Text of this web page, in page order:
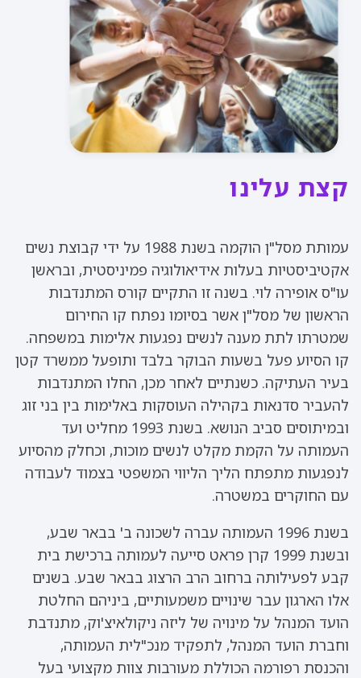
קצת עלינו
עמותת מסל"ן הוקמה בשנת 1988 על ידי קבוצת נשים
אקטיביסטיות בעלות אידיאולוגיה פמיניסטית, ובראשן
עו"ס אופירה לוי. בשנה זו התקיים קורס המתנדבות
הראשון של מסל"ן אשר בסיומו נפתח קו החירום
שמטרתו לתת מענה לנשים נפגעות אלימות במשפחה.
קו הסיוע פעל בשעות הבוקר בלבד ותופעל ממשרד קטן
בעיר העתיקה. כשנתיים לאחר מכן, החלו המתנדבות
להעביר סדנאות בקהילה העוסקות באלימות בין בני זוג
ובמיתוסים סביב הנושא. בשנת 1993 מחליט ועד
העמותה על הקמת מקלט לנשים מוכות, וכחלק מהסיוע
לנפגעות מתפתח הליך הליווי המשפטי בצמוד לעבודה
עם החוקרים במשטרה.
בשנת 1996 העמותה עברה לשכונה ב' בבאר שבע,
ובשנת 1999 קרן פראט סייעה לעמותה ברכישת בית
קבע לפעילותה ברחוב הרב הרצוג בבאר שבע. בשנים
אלו הארגון עבר שינויים משמעותיים, ביניהם החלטת
הועד המנהל על מינויה של ליזה ניקולאיצ'וק, מתנדבת
וחברת הועד המנהל, לתפקיד מנכ"לית העמותה,
והכנסת רפורמה הכוללת מעורבות צוות מקצועי בעל